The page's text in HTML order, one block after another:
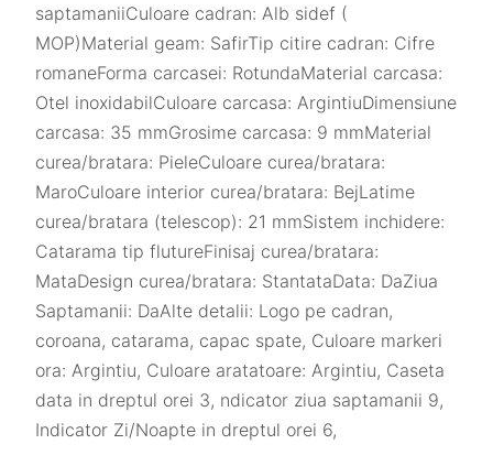
saptamaniiCuloare cadran: Alb sidef (
MOP)Material geam: SafirTip citire cadran: Cifre
romaneForma carcasei: RotundaMaterial carcasa:
Otel inoxidabilCuloare carcasa: ArgintiuDimensiune
carcasa: 35 mmGrosime carcasa: 9 mmMaterial
curea/bratara: PieleCuloare curea/bratara:
MaroCuloare interior curea/bratara: BejLatime
curea/bratara (telescop): 21 mmSistem inchidere:
Catarama tip flutureFinisaj curea/bratara:
MataDesign curea/bratara: StantataData: DaZiua
Saptamanii: DaAlte detalii: Logo pe cadran,
coroana, catarama, capac spate, Culoare markeri
ora: Argintiu, Culoare aratatoare: Argintiu, Caseta
data in dreptul orei 3, ndicator ziua saptamanii 9,
Indicator Zi/Noapte in dreptul orei 6,